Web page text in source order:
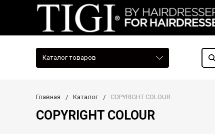
Каталог товаров
Главная Каталог COPYRIGHT COLOUR
COPYRIGHT COLOUR